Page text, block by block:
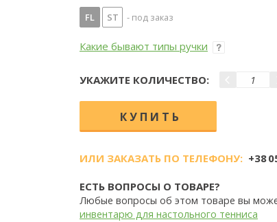
FL ST - под заказ
Какие бывают типы ручки
УКАЖИТЕ КОЛИЧЕСТВО:
ИЛИ ЗАКАЗАТЬ ПО ТЕЛЕФОНУ: +38
ЕСТЬ ВОПРОСЫ О ТОВАРЕ?
Любые вопросы об этом товаре вы
инвентарю для настольного тенниса